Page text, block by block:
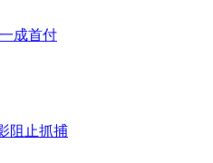
成首付
阻止抓捕